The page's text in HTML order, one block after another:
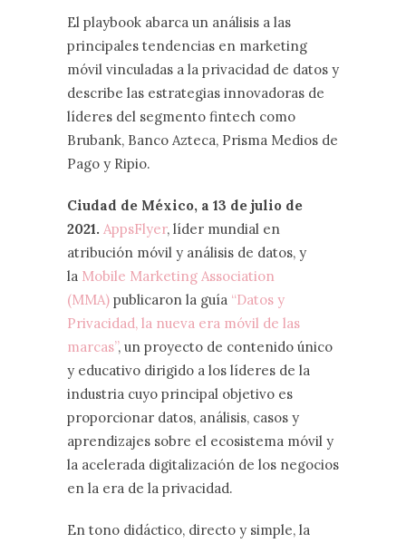
El playbook abarca un análisis a las
principales tendencias en marketing
móvil vinculadas a la privacidad de datos y
describe las estrategias innovadoras de
líderes del segmento fintech como
Brubank, Banco Azteca, Prisma Medios de
Pago y Ripio.
Ciudad de México, a 13 de julio de
2021. AppsFlyer, líder mundial en
atribución móvil y análisis de datos, y
la Mobile Marketing Association
(MMA) publicaron la guía “Datos y
Privacidad, la nueva era móvil de las
marcas”, un proyecto de contenido único
y educativo dirigido a los líderes de la
industria cuyo principal objetivo es
proporcionar datos, análisis, casos y
aprendizajes sobre el ecosistema móvil y
la acelerada digitalización de los negocios
en la era de la privacidad.
En tono didáctico, directo y simple, la